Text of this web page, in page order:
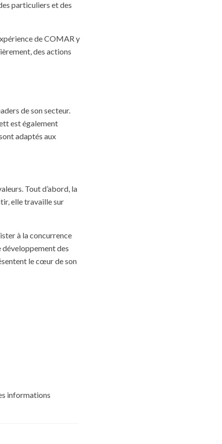
particuliers et des
de COMAR y
des actions
de son secteur.
est également
adaptés aux
Tout d’abord, la
elle travaille sur
à la concurrence
développement des
le cœur de son
informations